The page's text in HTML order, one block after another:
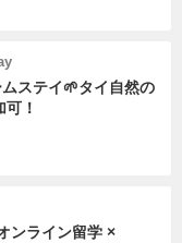
ステイ🌱タイ自然の
！
ンライン留学 ×